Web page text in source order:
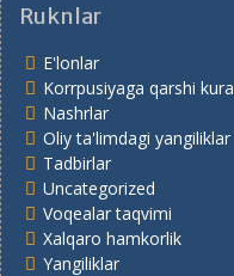
Ruknlar
E'lonlar
Korrpusiyaga qarshi
Nashrlar
Oliy ta'limdagi yangiliklar
Tadbirlar
Uncategorized
Voqealar taqvimi
Xalqaro hamkorlik
Yangiliklar